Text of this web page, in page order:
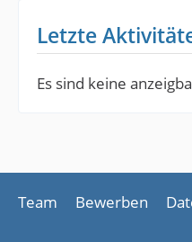
Letzte
Es sind keine
Team Bewerben